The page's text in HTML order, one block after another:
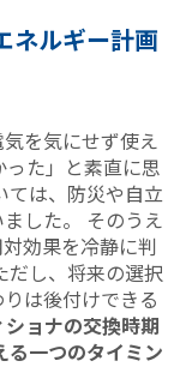
ネルギー計画
を気にせず使え
った」と素直に思
ては、防災や自立
した。 そのうえ
効果を冷静に判
だし、将来の選択
は後付けできる
ョナの交換時期
る一つのタイミン